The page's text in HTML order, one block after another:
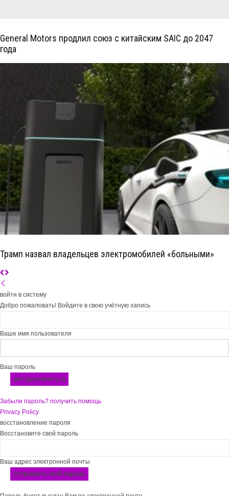
General Motors продлил союз с китайским SAIC до 2047
года
Трамп назвал владельцев электромобилей «больными»
войти в систему
Добро пожаловать! Войдите в свою учётную запись
Ваше имя пользователя
Ваш пароль
Забыли пароль? получить помощь
Privacy Policy
восстановление пароля
Восстановите свой пароль
Ваш адрес электронной почты